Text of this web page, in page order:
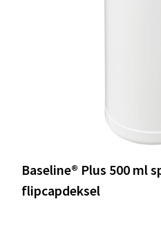
Baseline® Plus 500 ml
flipcapdeksel